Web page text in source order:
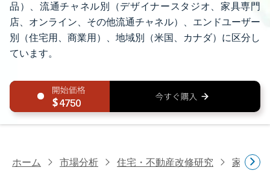
品）、流通チャネル別（デザイナースタジオ、家具専門
店、オンライン、その他流通チャネル）、エンドユーザー
別（住宅用、商業用）、地域別（米国、カナダ）に区分し
ています。
4750
ホーム 市場分析 住宅・不動産改修研究 家具・